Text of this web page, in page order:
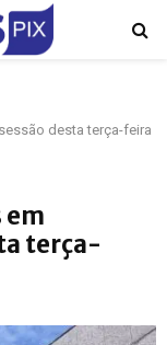
desta terça-feira
em
terça-